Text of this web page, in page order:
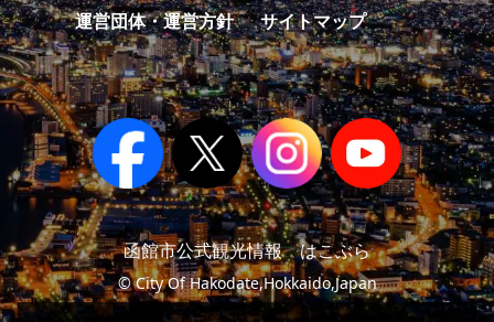
運営団体・運営方針
サイトマップ
函館市公式観光情報 はこぶら
© City Of Hakodate,Hokkaido,Japan